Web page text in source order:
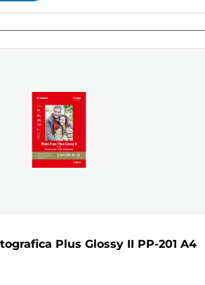
Plus Glossy II PP-201 A4